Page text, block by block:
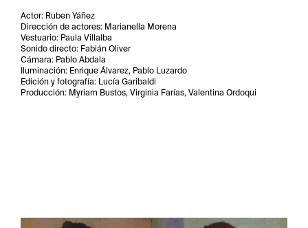
Actor: Ruben Yáñez
Dirección de actores: Marianella Morena
Vestuario: Paula Villalba
Sonido directo: Fabián Oliver
Cámara: Pablo Abdala
Iluminación: Enrique Álvarez, Pablo Luzardo
Edición y fotografía: Lucía Garibaldi
Producción: Myriam Bustos, Virginia Farías, Valentina Ordoqui